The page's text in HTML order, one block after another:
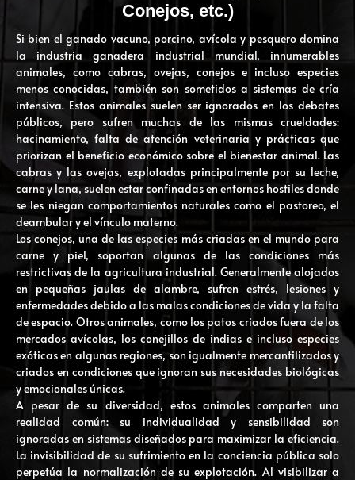
Conejos, etc.)
Si bien el ganado vacuno, porcino, avícola y pesquero domina
la industria ganadera industrial mundial, innumerables
animales, como cabras, ovejas, conejos e incluso especies
menos conocidas, también son sometidos a sistemas de cría
intensiva. Estos animales suelen ser ignorados en los debates
públicos, pero sufren muchas de las mismas crueldades:
hacinamiento, falta de atención veterinaria y prácticas que
priorizan el beneficio económico sobre el bienestar animal. Las
cabras y las ovejas, explotadas principalmente por su leche,
carne y lana, suelen estar confinadas en entornos hostiles donde
se les niegan comportamientos naturales como el pastoreo, el
deambular y el vínculo materno.
Los conejos, una de las especies más criadas en el mundo para
carne y piel, soportan algunas de las condiciones más
restrictivas de la agricultura industrial. Generalmente alojados
en pequeñas jaulas de alambre, sufren estrés, lesiones y
enfermedades debido a las malas condiciones de vida y la falta
de espacio. Otros animales, como los patos criados fuera de los
mercados avícolas, los conejillos de indias e incluso especies
exóticas en algunas regiones, son igualmente mercantilizados y
criados en condiciones que ignoran sus necesidades biológicas
y emocionales únicas.
A pesar de su diversidad, estos animales comparten una
realidad común: su individualidad y sensibilidad son
ignoradas en sistemas diseñados para maximizar la eficiencia.
La invisibilidad de su sufrimiento en la conciencia pública solo
perpetúa la normalización de su explotación. Al visibilizar a